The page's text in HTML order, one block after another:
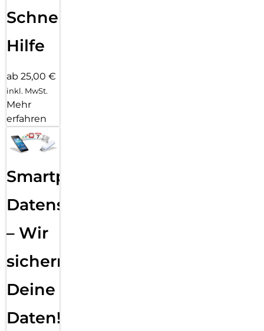
Schnelle
Hilfe
ab 25,00 €
inkl. MwSt.
Mehr
erfahren
Smartphone
Datensicherung
– Wir
sichern
Deine
Daten!